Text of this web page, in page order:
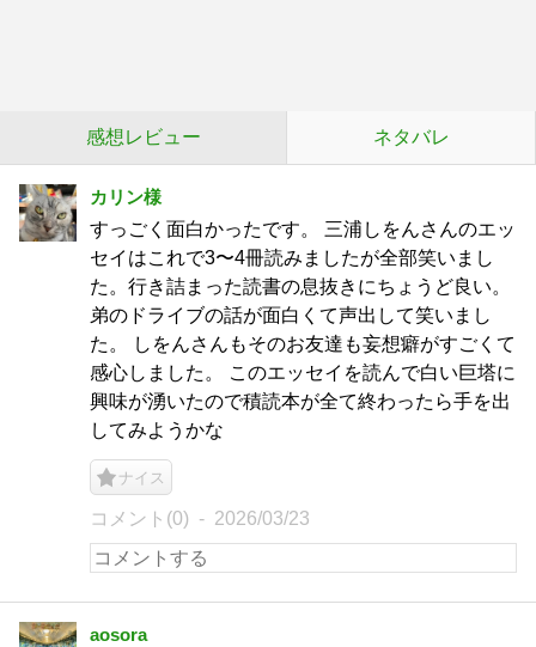
感想レビュー ネタバレ
カリン様
すっごく面白かったです。 三浦しをんさんのエッ
セイはこれで3〜4冊読みましたが全部笑いまし
た。行き詰まった読書の息抜きにちょうど良い。
弟のドライブの話が面白くて声出して笑いまし
た。 しをんさんもそのお友達も妄想癖がすごくて
感心しました。 このエッセイを読んで白い巨塔に
興味が湧いたので積読本が全て終わったら手を出
してみようかな
ナイス
コメント(0) 2026/03/23
aosora